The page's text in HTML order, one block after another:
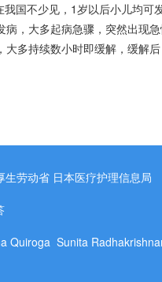
我国不少见，1岁以后小儿均可
，大多起病急骤，突然出现
大多持续数小时即缓解，缓解
生劳动省 日本医疗护理信息局
Quiroga Sunita